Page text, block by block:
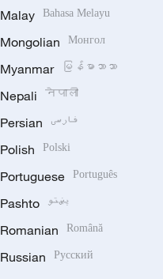
Malay Bahasa Melayu
Mongolian Монгол
Myanmar မြန်မာဘာသာ
Nepali नेपाली
Persian فارسی
Polish Polski
Portuguese Português
Pashto پښتو
Romanian Română
Russian Русский